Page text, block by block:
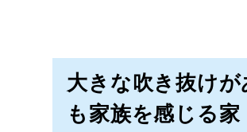
大きな吹き抜け
も家族を感じる家